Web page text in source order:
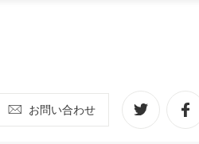
お問い合わせ